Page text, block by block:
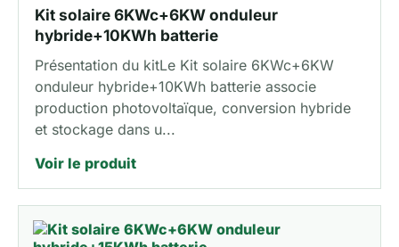
Kit solaire 6KWc+6KW onduleur
hybride+10KWh batterie
Présentation du kitLe Kit solaire 6KWc+6KW
onduleur hybride+10KWh batterie associe
production photovoltaïque, conversion hybride
et stockage dans u...
Voir le produit